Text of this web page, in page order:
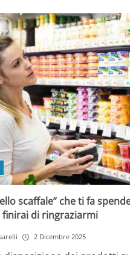
scaffale” che ti fa
finirai di ringraziarmi
2 Dicembre 2025